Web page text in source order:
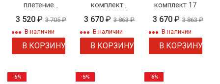
плетение
"Панцирное" 6
мм. родиевое
покрытие
3 520 ₽ 3 705₽
В наличии
В КОРЗИНУ
комплект
плетение
двойной
панцирь 2
3 670₽ 3 863₽
В наличии
В КОРЗИНУ
комплект 17
3 670 ₽ 3 863₽
В наличии
В КОРЗИНУ
-5% -5% -6%